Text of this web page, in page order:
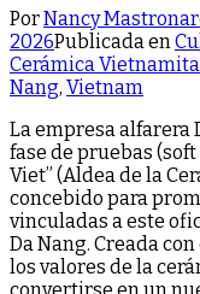
PorNancy
2026Publicada en
Cerámica Vietnamita
Nang, Vietnam
La empresa alfarera
fase de pruebas
Viet” (Aldea de la
concebido para
vinculadas a este
Da Nang. Creada
los valores de la
convertirse en un